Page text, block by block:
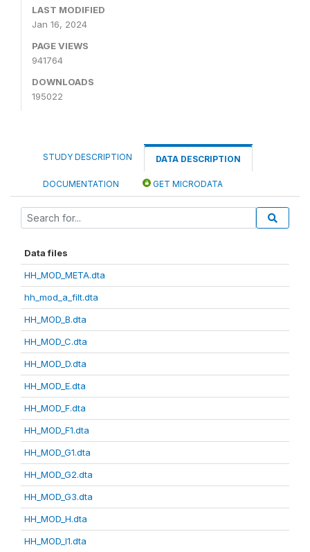
LAST MODIFIED
Jan 16, 2024
PAGE VIEWS
941764
DOWNLOADS
195022
STUDY DESCRIPTION DATA DESCRIPTION
DOCUMENTATION GET MICRODATA
Data files
HH_MOD_META.dta
hh_mod_a_filt.dta
HH_MOD_B.dta
HH_MOD_C.dta
HH_MOD_D.dta
HH_MOD_E.dta
HH_MOD_F.dta
HH_MOD_F1.dta
HH_MOD_G1.dta
HH_MOD_G2.dta
HH_MOD_G3.dta
HH_MOD_H.dta
HH_MOD_I1.dta